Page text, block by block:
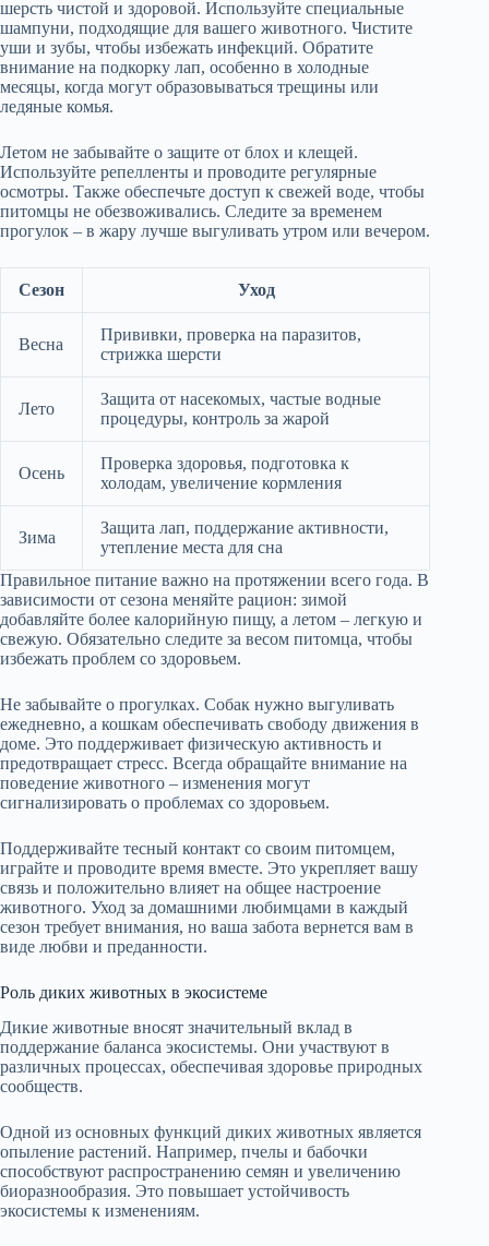
шерсть чистой и здоровой. Используйте специальные
шампуни, подходящие для вашего животного. Чистите
уши и зубы, чтобы избежать инфекций. Обратите
внимание на подкорку лап, особенно в холодные
месяцы, когда могут образовываться трещины или
ледяные комья.
Летом не забывайте о защите от блох и клещей.
Используйте репелленты и проводите регулярные
осмотры. Также обеспечьте доступ к свежей воде, чтобы
питомцы не обезвоживались. Следите за временем
прогулок – в жару лучше выгуливать утром или вечером.
Сезон Уход
Весна
Прививки, проверка на паразитов,
стрижка шерсти
Лето
Защита от насекомых, частые водные
процедуры, контроль за жарой
Осень
Проверка здоровья, подготовка к
холодам, увеличение кормления
Зима
Защита лап, поддержание активности,
утепление места для сна
Правильное питание важно на протяжении всего года. В
зависимости от сезона меняйте рацион: зимой
добавляйте более калорийную пищу, а летом – легкую и
свежую. Обязательно следите за весом питомца, чтобы
избежать проблем со здоровьем.
Не забывайте о прогулках. Собак нужно выгуливать
ежедневно, а кошкам обеспечивать свободу движения в
доме. Это поддерживает физическую активность и
предотвращает стресс. Всегда обращайте внимание на
поведение животного – изменения могут
сигнализировать о проблемах со здоровьем.
Поддерживайте тесный контакт со своим питомцем,
играйте и проводите время вместе. Это укрепляет вашу
связь и положительно влияет на общее настроение
животного. Уход за домашними любимцами в каждый
сезон требует внимания, но ваша забота вернется вам в
виде любви и преданности.
Роль диких животных в экосистеме
Дикие животные вносят значительный вклад в
поддержание баланса экосистемы. Они участвуют в
различных процессах, обеспечивая здоровье природных
сообществ.
Одной из основных функций диких животных является
опыление растений. Например, пчелы и бабочки
способствуют распространению семян и увеличению
биоразнообразия. Это повышает устойчивость
экосистемы к изменениям.